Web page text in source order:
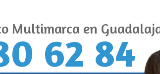
Multimarca en
62 84